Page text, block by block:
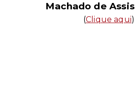
Machado de Assis
(Clique aqui)